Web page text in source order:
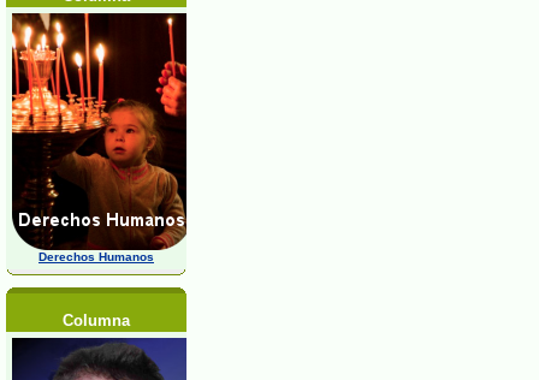
Derechos Humanos
Columna